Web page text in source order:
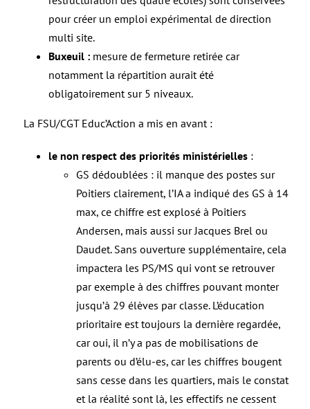
pour créer un emploi expérimental de direction
multi site.
Buxeuil : mesure de fermeture retirée car
notamment la répartition aurait été
obligatoirement sur 5 niveaux.
La FSU/CGT Educ’Action a mis en avant :
le non respect des priorités ministérielles :
GS dédoublées : il manque des postes sur
Poitiers clairement, l’IA a indiqué des GS à 14
max, ce chiffre est explosé à Poitiers
Andersen, mais aussi sur Jacques Brel ou
Daudet. Sans ouverture supplémentaire, cela
impactera les PS/MS qui vont se retrouver
par exemple à des chiffres pouvant monter
jusqu’à 29 élèves par classe. L’éducation
prioritaire est toujours la dernière regardée,
car oui, il n’y a pas de mobilisations de
parents ou d’élu-es, car les chiffres bougent
sans cesse dans les quartiers, mais le constat
et la réalité sont là, les effectifs ne cessent